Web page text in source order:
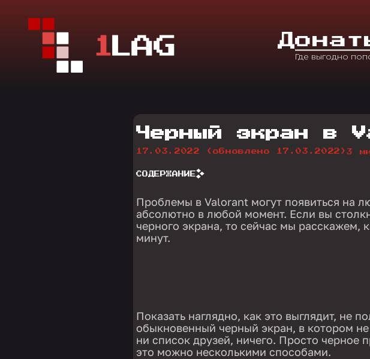
Д
Черный экран в
17.03.2022 (обновлено 17.03.2022)3
СОДЕРЖАНИЕ
Проблемы в Valorant могут появиться на
абсолютно в любой момент. Если вы
черного экрана, то сейчас мы расскажем,
минут.
Показать наглядно, как это выглядит, не
обыкновенный черный экран, в котором
ни список друзей, ничего. Просто черное
это можно несколькими способами.